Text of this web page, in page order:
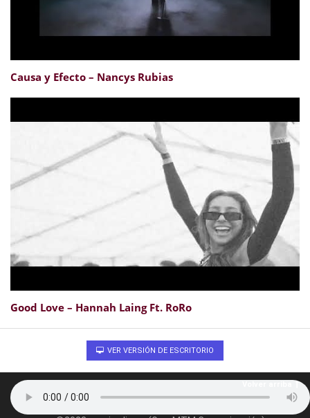
Causa y Efecto – Nancys Rubias
Good Love – Hannah Laing Ft. RoRo
VER VERSIÓN DE ESCRITORIO